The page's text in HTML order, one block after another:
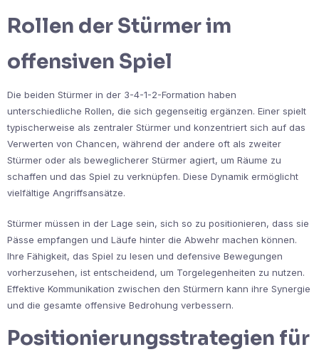
Rollen der Stürmer im
offensiven Spiel
Die beiden Stürmer in der 3-4-1-2-Formation haben
unterschiedliche Rollen, die sich gegenseitig ergänzen. Einer spielt
typischerweise als zentraler Stürmer und konzentriert sich auf das
Verwerten von Chancen, während der andere oft als zweiter
Stürmer oder als beweglicherer Stürmer agiert, um Räume zu
schaffen und das Spiel zu verknüpfen. Diese Dynamik ermöglicht
vielfältige Angriffsansätze.
Stürmer müssen in der Lage sein, sich so zu positionieren, dass sie
Pässe empfangen und Läufe hinter die Abwehr machen können.
Ihre Fähigkeit, das Spiel zu lesen und defensive Bewegungen
vorherzusehen, ist entscheidend, um Torgelegenheiten zu nutzen.
Effektive Kommunikation zwischen den Stürmern kann ihre Synergie
und die gesamte offensive Bedrohung verbessern.
Positionierungsstrategien für